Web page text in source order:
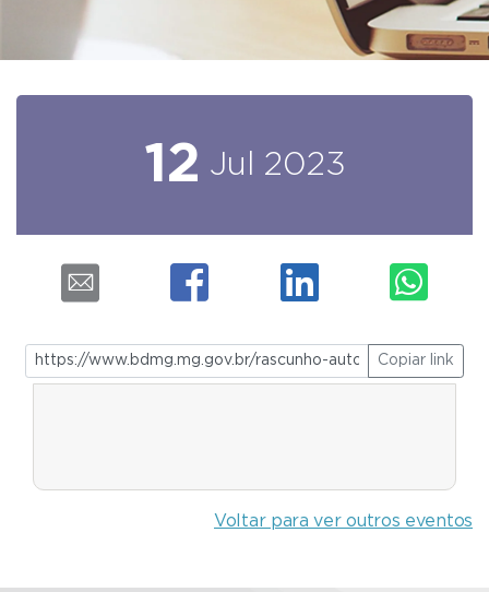
12 Jul 2023
Copiar link
Voltar para ver outros eventos